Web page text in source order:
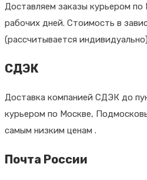
Доставляем заказы курьером по
рабочих дней. Стоимость в
(рассчитывается
СДЭК
Доставка компанией СДЭК до
курьером по Москве,
самым низким ценам .
Почта России